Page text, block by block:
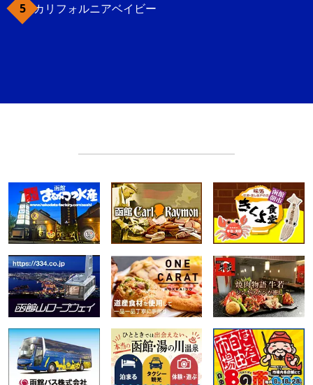
カリフォルニアベイビー